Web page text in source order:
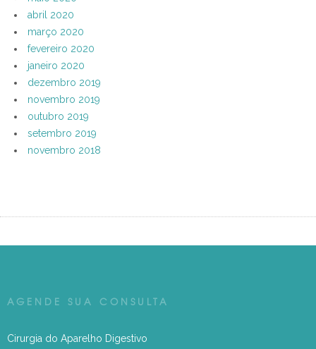
abril 2020
março 2020
fevereiro 2020
janeiro 2020
dezembro 2019
novembro 2019
outubro 2019
setembro 2019
novembro 2018
AGENDE SUA CONSULTA
Cirurgia do Aparelho Digestivo